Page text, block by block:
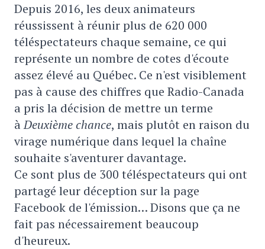
Depuis 2016, les deux animateurs
réussissent à réunir plus de 620 000
téléspectateurs chaque semaine, ce qui
représente un nombre de cotes d'écoute
assez élevé au Québec. Ce n'est visiblement
pas à cause des chiffres que Radio-Canada
a pris la décision de mettre un terme
àDeuxième chance, mais plutôt en raison du
virage numérique dans lequel la chaîne
souhaite s'aventurer davantage.
Ce sont plus de 300 téléspectateurs qui ont
partagé leur déception sur la page
Facebook de l'émission… Disons que ça ne
fait pas nécessairement beaucoup
d'heureux.